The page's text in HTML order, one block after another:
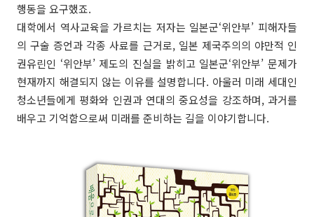
행동을 요구했죠.
대학에서 역사교육을 가르치는 저자는 일본군‘위안부’ 피해자들
의 구술 증언과 각종 사료를 근거로, 일본 제국주의의 야만적 인
권유린인 ‘위안부’ 제도의 진실을 밝히고 일본군‘위안부’ 문제가
현재까지 해결되지 않는 이유를 설명합니다. 아울러 미래 세대인
청소년들에게 평화와 인권과 연대의 중요성을 강조하며, 과거를
배우고 기억함으로써 미래를 준비하는 길을 이야기합니다.